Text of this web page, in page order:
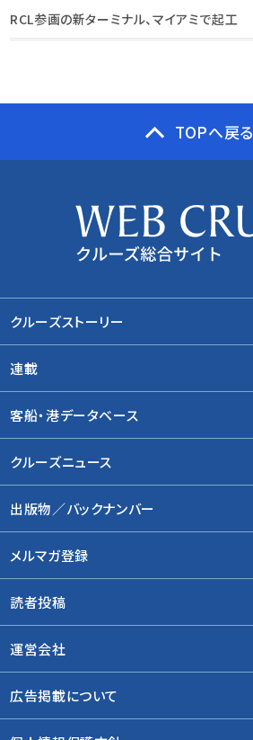
RCL参画の新ターミナル、マイアミで起工
TOPへ戻る
クルーズストーリー
連載
客船・港データベース
クルーズニュース
出版物／バックナンバー
メルマガ登録
読者投稿
運営会社
広告掲載について